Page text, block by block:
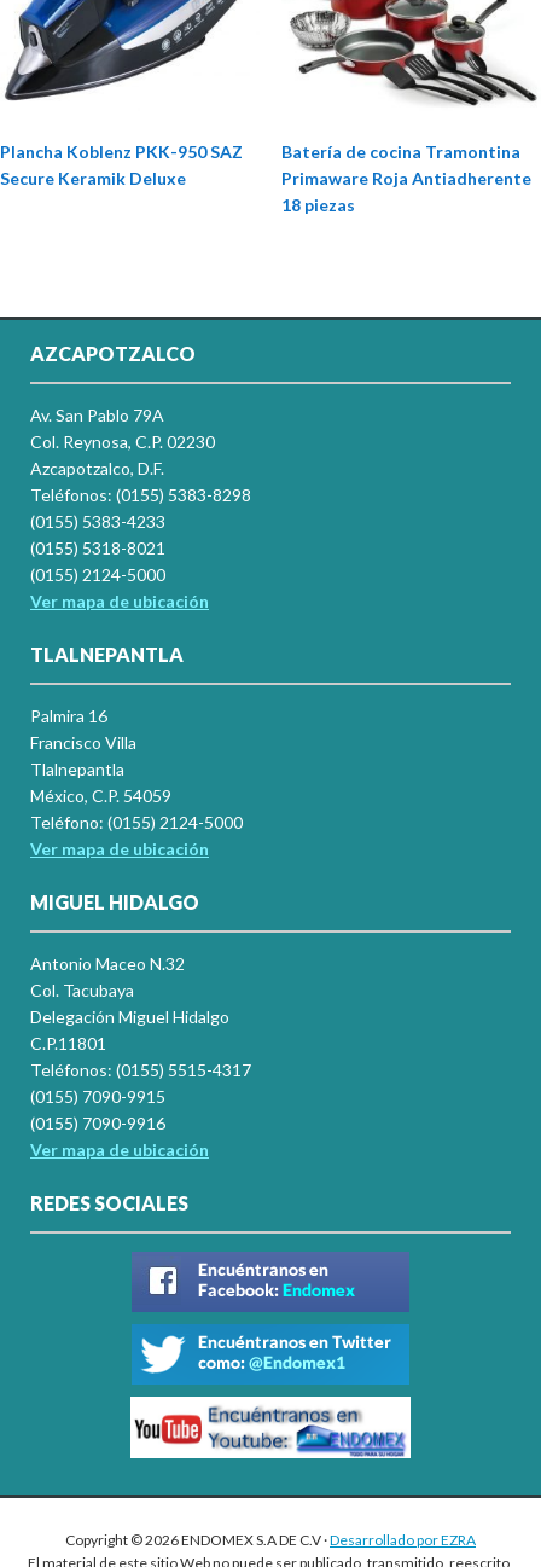
Plancha Koblenz PKK-950 SAZ
Secure Keramik Deluxe
Batería de cocina Tramontina
Primaware Roja Antiadherente
18 piezas
AZCAPOTZALCO
Av. San Pablo 79A
Col. Reynosa, C.P. 02230
Azcapotzalco, D.F.
Teléfonos: (0155) 5383-8298
(0155) 5383-4233
(0155) 5318-8021
(0155) 2124-5000
Ver mapa de ubicación
TLALNEPANTLA
Palmira 16
Francisco Villa
Tlalnepantla
México, C.P. 54059
Teléfono: (0155) 2124-5000
Ver mapa de ubicación
MIGUEL HIDALGO
Antonio Maceo N.32
Col. Tacubaya
Delegación Miguel Hidalgo
C.P.11801
Teléfonos: (0155) 5515-4317
(0155) 7090-9915
(0155) 7090-9916
Ver mapa de ubicación
REDES SOCIALES
Copyright © 2026 ENDOMEX S.A DE C.V ·Desarrollado por EZRA
El material de este sitio Web no puede ser publicado, transmitido, reescrito,